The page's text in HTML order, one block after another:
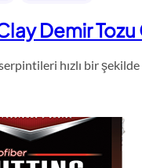
Demir
hızlı bir